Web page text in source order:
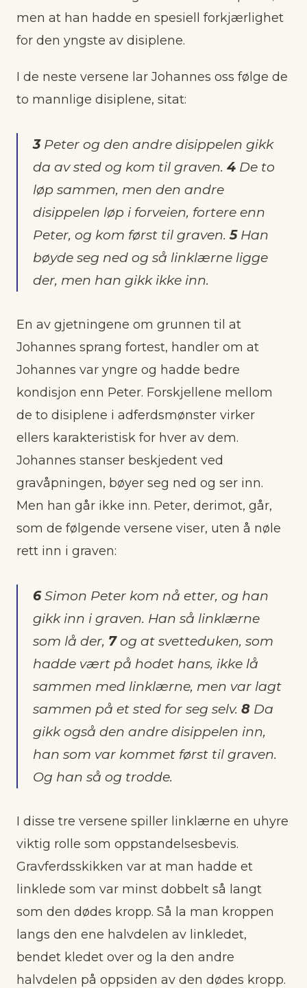
men at han hadde en spesiell forkjærlighet
for den yngste av disiplene.
I de neste versene lar Johannes oss følge de
to mannlige disiplene, sitat:
3 Peter og den andre disippelen gikk
da av sted og kom til graven. 4 De to
løp sammen, men den andre
disippelen løp i forveien, fortere enn
Peter, og kom først til graven.5 Han
bøyde seg ned og så linklærne ligge
der, men han gikk ikke inn.
En av gjetningene om grunnen til at
Johannes sprang fortest, handler om at
Johannes var yngre og hadde bedre
kondisjon enn Peter. Forskjellene mellom
de to disiplene i adferdsmønster virker
ellers karakteristisk for hver av dem.
Johannes stanser beskjedent ved
gravåpningen, bøyer seg ned og ser inn.
Men han går ikke inn. Peter, derimot, går,
som de følgende versene viser, uten å nøle
rett inn i graven:
6Simon Peter kom nå etter, og han
gikk inn i graven. Han så linklærne
som lå der, 7og at svetteduken, som
hadde vært på hodet hans, ikke lå
sammen med linklærne, men var lagt
sammen på et sted for seg selv. 8 Da
gikk også den andre disippelen inn,
han som var kommet først til graven.
Og han så og trodde.
I disse tre versene spiller linklærne en uhyre
viktig rolle som oppstandelsesbevis.
Gravferdsskikken var at man hadde et
linklede som var minst dobbelt så langt
som den dødes kropp. Så la man kroppen
langs den ene halvdelen av linkledet,
bendet kledet over og la den andre
halvdelen på oppsiden av den dødes kropp.